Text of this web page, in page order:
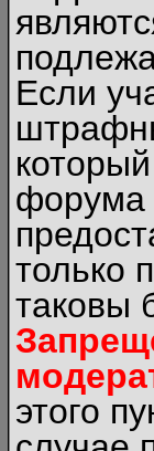
Если
форума
только
таковы
этого